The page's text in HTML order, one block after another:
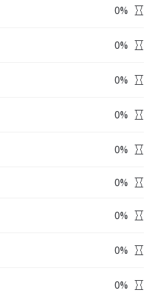
0%
0%
0%
0%
0%
0%
0%
0%
0%